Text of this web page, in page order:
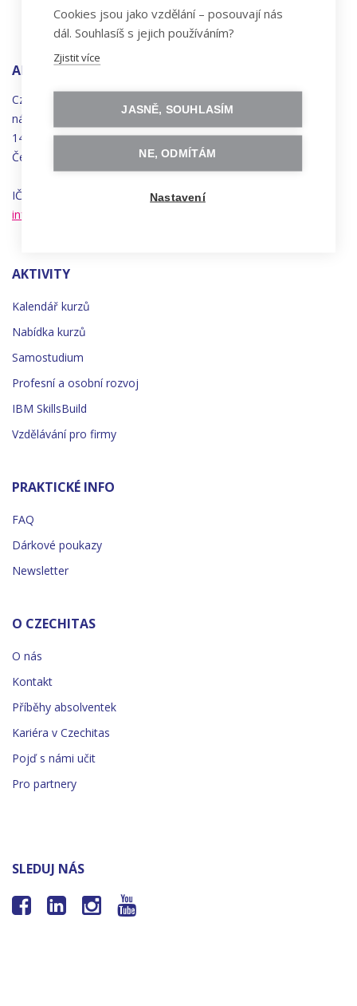
ADRESA
Czechitas, z.ú.
náměstí
Synků 1748/17
140 00 Praha 4 - Nusle
Česká republika
IČO 22834958 | DIČ CZ22834958
info@czechitas.cz
AKTIVITY
Kalendář kurzů
Nabídka kurzů
Samostudium
Profesní a osobní rozvoj
IBM SkillsBuild
Vzdělávání pro firmy
PRAKTICKÉ INFO
FAQ
Dárkové poukazy
Newsletter
O CZECHITAS
O nás
Kontakt
Příběhy absolventek
Kariéra v Czechitas
Pojď s námi učit
Pro partnery
SLEDUJ NÁS
   
Cookies jsou jako vzdělání – posouvají nás
dál. Souhlasíš s jejich používáním?
Zjistit více
JASNĚ, SOUHLASÍM
NE, ODMÍTÁM
Nastavení